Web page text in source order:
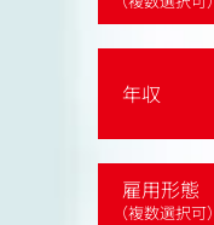
年収
雇用形態
（複数選択可）